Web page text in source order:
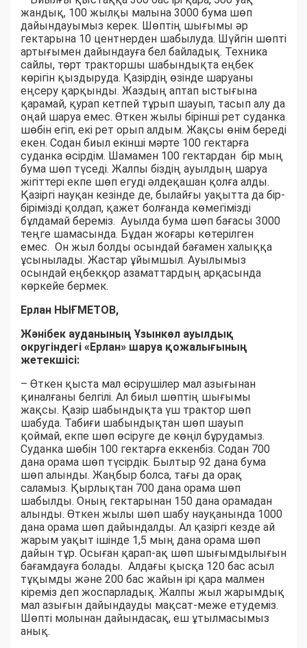
жандық, 100 жылқы малына 3000 бума шөп
дайындауымыз керек. Шөптің шығымы әр
гектарына 10 центнерден шабылуда. Шүйгін шөпті
артығымен дайындауға бел байладық. Техника
сайлы, төрт тракторшы шабындықта еңбек
көрігін қыздыруда. Қазірдің өзінде шаруаны
еңсеру қарқынды. Жаздың аптап ыстығына
қарамай, қурап кетпей тұрып шауып, тасып алу да
оңай шаруа емес. Өткен жылы бірінші рет суданка
шөбін егіп, екі рет орып алдым. Жақсы өнім береді
екен. Содан биыл екінші мәрте 100 гектарға
суданка өсірдім. Шамамен 100 гектардан бір мың
бума шөп түседі. Жалпы біздің ауылдың шаруа
жігіттері екпе шөп егуді әлдеқашан қолға алды.
Қазіргі науқан кезінде де, былайғы уақытта да бір-
бірімізді қолдап, қажет болғанда көмегімізді
бұлдамай береміз. Ауылда бума шөп бағасы 3000
теңге шамасында. Бұдан жоғары көтерілген
емес. Он жыл болды осындай бағамен халыққа
ұсынылады. Жастар ұйымшыл. Ауылымыз
осындай еңбекқор азаматтардың арқасында
көркейе бермек.
Ерлан НЫҒМЕТОВ,
Жәнібек ауданының Ұзынкөл ауылдық
округіндегі «Ерлан» шаруа қожалығының
жетекшісі:
– Өткен қыста мал өсірушілер мал азығынан
қиналғаны белгілі. Ал биыл шөптің шығымы
жақсы. Қазір шабындықта үш трактор шөп
шабуда. Табиғи шабындықтан шөп шауып
қоймай, екпе шөп өсіруге де көңіл бұрудамыз.
Суданка шөбін 100 гектарға еккенбіз. Содан 700
дана орама шөп түсірдік. Былтыр 92 дана бума
шөп алынды. Жаңбыр болса, тағы да орақ
саламыз. Қырлықтан 700 дана орама шөп
шабылды. Оның гектарынан 150 дана орамадан
алынды. Өткен жылы шөп шабу науқанында 1000
дана орама шөп дайындалды. Ал қазіргі кезде ай
жарым уақыт ішінде 1,5 мың дана орама шөп
дайын тұр. Осыған қарап-ақ шөп шығымдылығын
бағамдауға болады. Алдағы қысқа 120 бас асыл
тұқымды және 200 бас жайын ірі қара малмен
кіреміз деп жоспарладық. Жалпы жыл жарымдық
мал азығын дайындауды мақсат-меже етудеміз.
Шөпті молынан дайындасақ, еш ұтылмасымыз
анық.